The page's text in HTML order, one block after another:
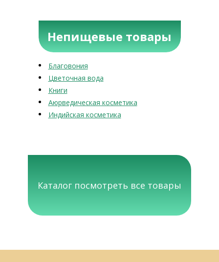
Непищевые товары
Благовония
Цветочная вода
Книги
Аюрведическая косметика
Индийская косметика
Каталог посмотреть все товары